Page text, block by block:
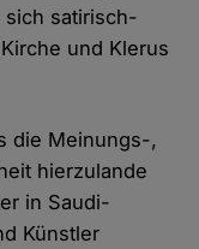
sich satirisch-
und Klerus
die Meinungs-,
hierzulande
in Saudi-
Künstler